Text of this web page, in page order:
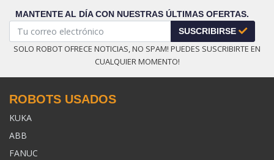
MANTENTE AL DÍA CON NUESTRAS ÚLTIMAS OFERTAS.
SUSCRIBIRSE
SOLO ROBOT OFRECE NOTICIAS, NO SPAM! PUEDES SUSCRIBIRTE EN
CUALQUIER MOMENTO!
ROBOTS USADOS
KUKA
ABB
FANUC